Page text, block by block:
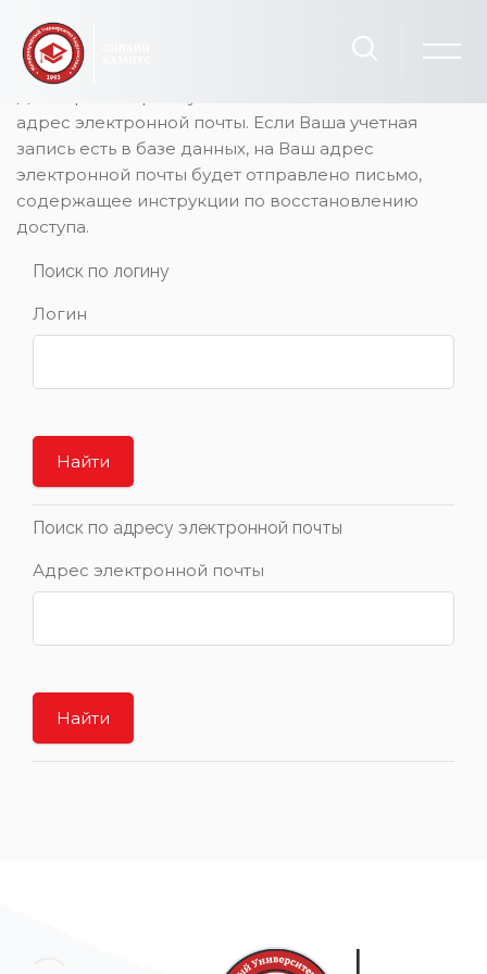
адрес электронной почты. Если Ваша учетная
запись есть в базе данных, на Ваш адрес
электронной почты будет отправлено письмо,
содержащее инструкции по восстановлению
доступа.
Поиск по логину
Логин
Поиск по адресу электронной почты
Адрес электронной почты